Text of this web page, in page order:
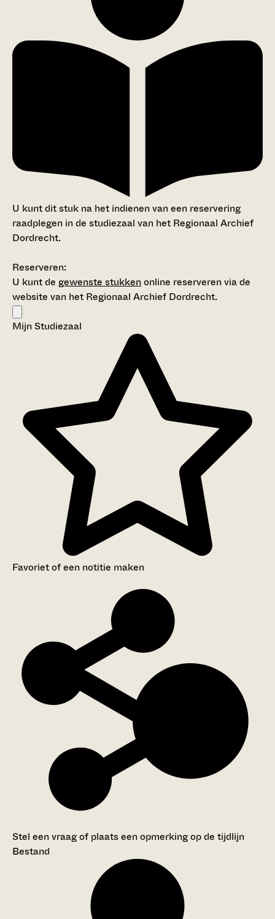
U kunt dit stuk na het indienen van een reservering
raadplegen in de studiezaal van het Regionaal Archief
Dordrecht.
Reserveren:
U kunt de gewenste stukkenonline reserveren via de
website van het Regionaal Archief Dordrecht.
Mijn Studiezaal
Favoriet of een notitie maken
Stel een vraag of plaats een opmerking op de tijdlijn
Bestand